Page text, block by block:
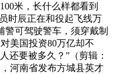
米，长什么样都看到
时辰正在和役起飞线万
警可驾驶警车，须穿戴制
美国投资80万亿却不
还要被多久？”（剪辑：
河南省发布方城县英才